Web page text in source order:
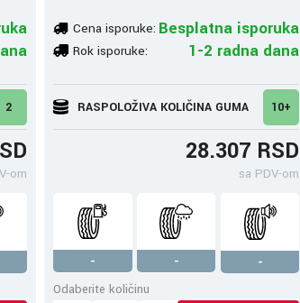
2
om
Cena isporuke: Besplatna isporuka
Rok isporuke: 1-2 radna dana
RASPOLOŽIVA KOLIČINA GUMA 10+
28.307 RSD
sa PDV-om
- -
-
Odaberite količinu